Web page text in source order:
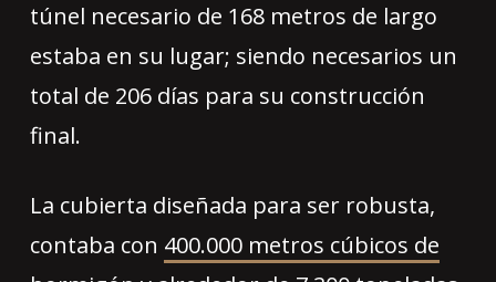
túnel necesario de 168 metros de largo
estaba en su lugar; siendo necesarios un
total de 206 días para su construcción
final.
La cubierta diseñada para ser robusta,
contaba con 400.000 metros cúbicos de